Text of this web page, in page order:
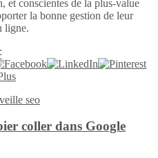
et conscientes de la plus-value
la bonne gestion de leur
ligne.
veille seo
coller dans Google